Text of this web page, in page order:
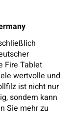
Fire Tablet
wertvolle und
ist nicht nur
sondern kann
Sie mehr zu